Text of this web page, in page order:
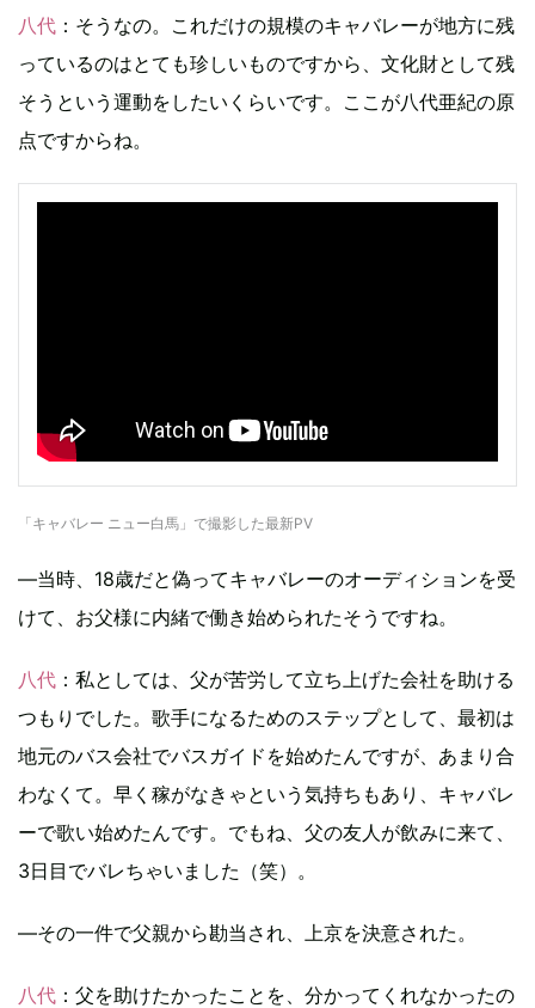
八代 ：そうなの。これだけの規模のキャバレーが地方に残
っているのはとても珍しいものですから、文化財として残
そうという運動をしたいくらいです。ここが八代亜紀の原
点ですからね。
「キャバレー ニュー白馬」で撮影した最新PV
―当時、18歳だと偽ってキャバレーのオーディションを受
けて、お父様に内緒で働き始められたそうですね。
八代 ：私としては、父が苦労して立ち上げた会社を助ける
つもりでした。歌手になるためのステップとして、最初は
地元のバス会社でバスガイドを始めたんですが、あまり合
わなくて。早く稼がなきゃという気持ちもあり、キャバレ
ーで歌い始めたんです。でもね、父の友人が飲みに来て、
3日目でバレちゃいました（笑）。
―その一件で父親から勘当され、上京を決意された。
八代 ：父を助けたかったことを、分かってくれなかったの